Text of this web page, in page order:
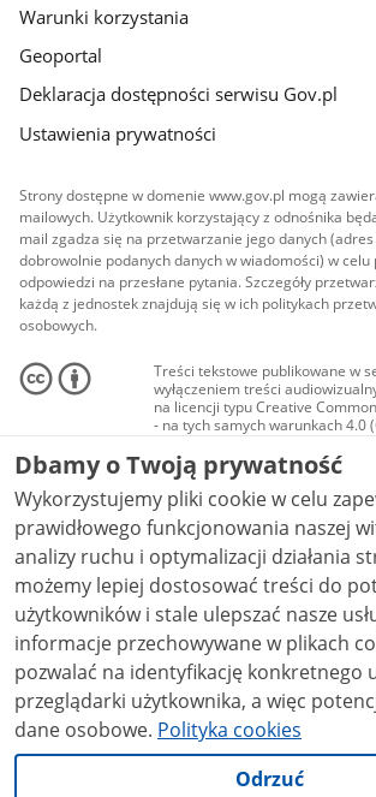
Warunki korzystania
Geoportal
Deklaracja dostępności serwisu Gov.pl
Ustawienia prywatności
Strony dostępne w domenie www.gov.pl mogą
mailowych. Użytkownik korzystający z odnośnika
mail zgadza się na przetwarzanie jego danych
dobrowolnie podanych danych w wiadomości) w celu
odpowiedzi na przesłane pytania. Szczegóły
każdą z jednostek znajdują się w ich politykach
osobowych.
Treści tekstowe publikowane w
wyłączeniem treści
na licencji typu Creative
- na tych samych warunkach 4.0
Materiały audiowizualne, w tym
audio i wideo, są udostępniane
Creative Commons: uznanie
niekomercyjne - bez utworów
NC-ND 4.0), o ile nie jest to
Dbamy o Twoją prywatność
Wykorzystujemy pliki cookie w celu
prawidłowego funkcjonowania naszej
analizy ruchu i optymalizacji działania strony.
możemy lepiej dostosować treści do
użytkowników i stale ulepszać nasze usługi.
informacje przechowywane w plikach
pozwalać na identyfikację konkretnego
przeglądarki użytkownika, a więc
dane osobowe. Polityka cookies
Odrzuć